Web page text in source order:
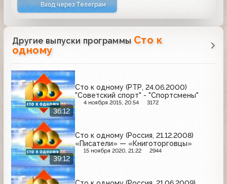
Вход через Телеграм
Другие выпуски программы Сто к
одному
36:12
Сто к одному (РТР, 24.06.2000)
"Советский спорт" - "Спортсмены"
4 ноября 2015, 20:54 3172
39:12
Сто к одному (Россия, 21.12.2008)
«Писатели» — «Книготорговцы»
15 ноября 2020, 21:22 2944